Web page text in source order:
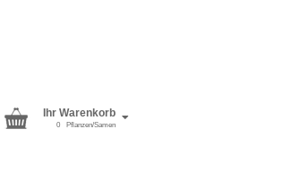
Ihr Warenkorb
Pflanzen/Samen
0